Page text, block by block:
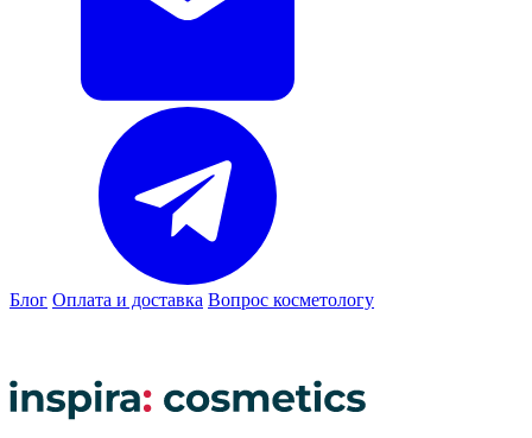
Блог Оплата и доставка Вопрос косметологу